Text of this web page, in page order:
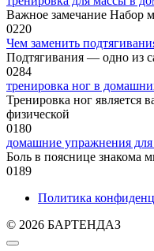
Важное замечание Набор
0220
Чем заменить
Подтягивания — одно из
0284
тренировка ног в
Тренировка ног является
физической
0180
домашние упражнения
Боль в пояснице знакома
0189
Политика
© 2026 БАРТЕНДАЗ